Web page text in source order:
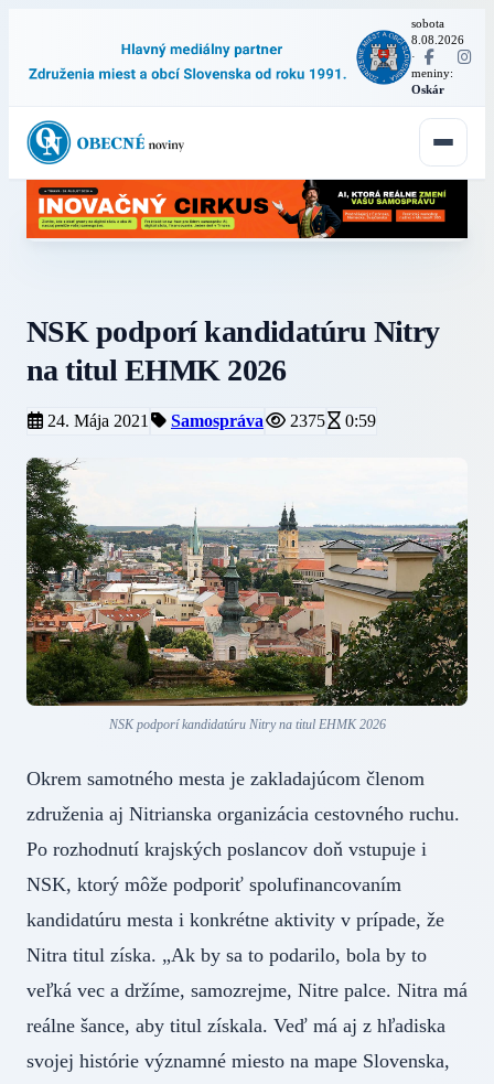
sobota
8.08.2026
·
meniny:
Oskár
NSK podporí kandidatúru Nitry
na titul EHMK 2026
24. Mája 2021 Samospráva 2375 0:59
NSK podporí kandidatúru Nitry na titul EHMK 2026
Okrem samotného mesta je zakladajúcom členom
združenia aj Nitrianska organizácia cestovného ruchu.
Po rozhodnutí krajských poslancov doň vstupuje i
NSK, ktorý môže podporiť spolufinancovaním
kandidatúru mesta i konkrétne aktivity v prípade, že
Nitra titul získa. „Ak by sa to podarilo, bola by to
veľká vec a držíme, samozrejme, Nitre palce. Nitra má
reálne šance, aby titul získala. Veď má aj z hľadiska
svojej histórie významné miesto na mape Slovenska,